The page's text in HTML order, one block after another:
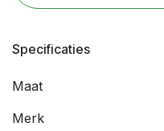
Specificaties
Maat
Merk